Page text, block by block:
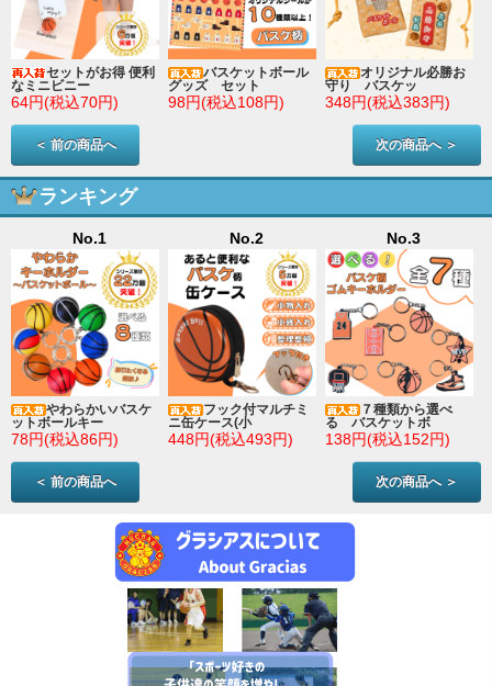
セットがお得 便利
なミニビニー
64円(税込70円)
バスケットボール
グッズ セット
98円(税込108円)
オリジナル必勝お
守り バスケッ
348円(税込383円)
＜ 前の商品へ 次の商品へ ＞
ランキング
No.1
やわらかいバスケ
ットボールキー
78円(税込86円)
No.2
フック付マルチミ
ニ缶ケース(小
448円(税込493円)
No.3
７種類から選べ
る バスケットボ
138円(税込152円)
＜ 前の商品へ 次の商品へ ＞